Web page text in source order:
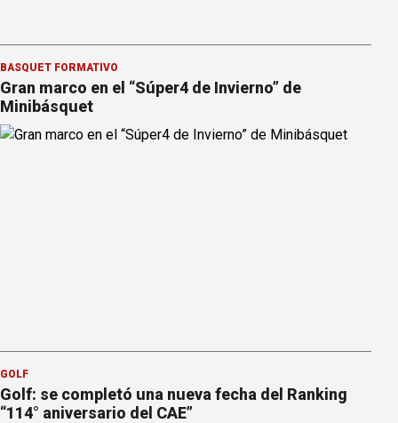
BÁSQUET FORMATIVO
Gran marco en el “Súper4 de Invierno” de
Minibásquet
GOLF
Golf: se completó una nueva fecha del Ranking
“114° aniversario del CAE”